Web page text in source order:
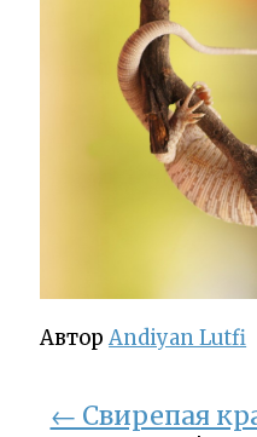
АвторAndiyan Lutfi
← Свирепая